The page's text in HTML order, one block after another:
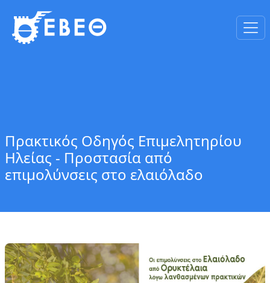
Πρακτικός Οδηγός Επιμελητηρίου
Ηλείας - Προστασία από
επιμολύνσεις στο ελαιόλαδο